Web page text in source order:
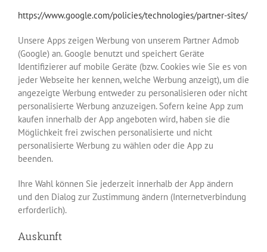
https://www.google.com/policies/technologies/partner-sites/
Unsere Apps zeigen Werbung von unserem Partner Admob
(Google) an. Google benutzt und speichert Geräte
Identifizierer auf mobile Geräte (bzw. Cookies wie Sie es von
jeder Webseite her kennen, welche Werbung anzeigt), um die
angezeigte Werbung entweder zu personalisieren oder nicht
personalisierte Werbung anzuzeigen. Sofern keine App zum
kaufen innerhalb der App angeboten wird, haben sie die
Möglichkeit frei zwischen personalisierte und nicht
personalisierte Werbung zu wählen oder die App zu
beenden.
Ihre Wahl können Sie jederzeit innerhalb der App ändern
und den Dialog zur Zustimmung ändern (Internetverbindung
erforderlich).
Auskunft